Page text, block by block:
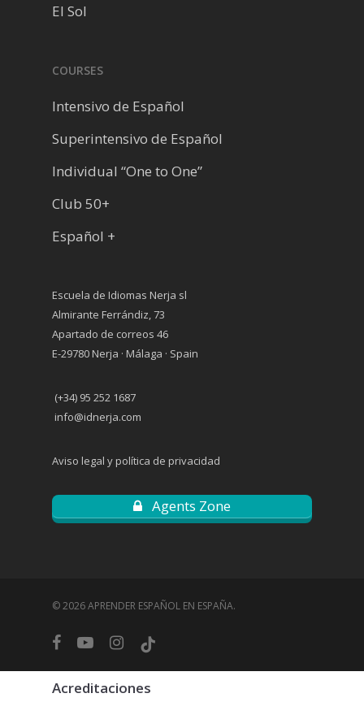
El Sol
COURSES
Intensivo de Español
Superintensivo de Español
Individual “One to One”
Club 50+
Español +
Escuela de Idiomas Nerja sl
Almirante Ferrándiz, 73
Apartado de correos 46
E-29780 Nerja · Málaga · Spain
(+34) 95 252 1687
info@idnerja.com
Aviso legal y política de privacidad
Agents Zone
© 2026 APRENDER ESPAÑOL EN ESPAÑA.
facebookyoutubeinstagram
tiktok
Acreditaciones